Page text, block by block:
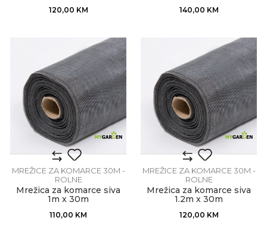
120,00 KM 140,00 KM
MREŽICE ZA KOMARCE 30M -
ROLNE
Mrežica za komarce siva
1m x 30m
110,00 KM
MREŽICE ZA KOMARCE 30M -
ROLNE
Mrežica za komarce siva
1.2m x 30m
120,00 KM